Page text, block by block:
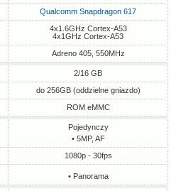
Qualcomm Snapdragon 617
4x1.6GHz Cortex-A53
4x1GHz Cortex-A53
Adreno 405, 550MHz
2/16 GB
do 256GB (oddzielne gniazdo)
ROM eMMC
Pojedynczy
• 5MP, AF
1080p - 30fps
• Panorama